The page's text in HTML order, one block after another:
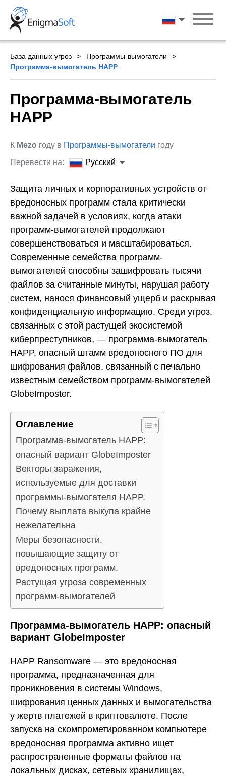
Skip
content
Русский
База данных угроз
Программы-вымогатели
Программа-вымогатель HAPP
Программа-вымогатель
HAPP
К Mezo году в Программы-вымогатели году
Перевести на:
Русский
Защита личных и корпоративных устройств от
вредоносных программ стала критически
важной задачей в условиях, когда атаки
программ-вымогателей продолжают
совершенствоваться и масштабироваться.
Современные семейства программ-
вымогателей способны зашифровать тысячи
файлов за считанные минуты, нарушая работу
систем, нанося финансовый ущерб и раскрывая
конфиденциальную информацию. Среди угроз,
связанных с этой растущей экосистемой
киберпреступников, — программа-вымогатель
HAPP, опасный штамм вредоносного ПО для
шифрования файлов, связанный с печально
известным семейством программ-вымогателей
GlobeImposter.
Оглавление
Программа-вымогатель HAPP:
опасный вариант GlobeImposter
Векторы заражения,
используемые для доставки
программы-вымогателя HAPP.
Почему выплата выкупа крайне
нежелательна
Меры безопасности,
повышающие защиту от
вредоносных программ.
Растущая угроза современных
программ-вымогателей
Программа-вымогатель HAPP: опасный
вариант GlobeImposter
HAPP Ransomware — это вредоносная
программа, предназначенная для
проникновения в системы Windows,
шифрования ценных данных и вымогательства
у жертв платежей в криптовалюте. После
запуска на скомпрометированном компьютере
вредоносная программа активно ищет
распространенные форматы файлов на
локальных дисках, сетевых хранилищах,